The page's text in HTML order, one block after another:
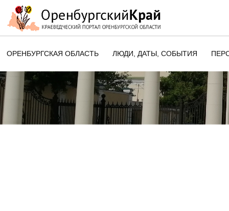
ОРЕНБУРГСКАЯ ОБЛАСТЬ ЛЮДИ, ДАТЫ, CОБЫТИЯ
ЭТОТ ДЕНЬ В ИСТОРИИ
ОРЕНБУРГСКОГО КРАЯ
ПАМЯТНЫЕ ДАТЫ
ОБЛАСТИ